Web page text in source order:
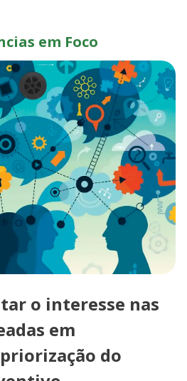
em Foco
o interesse nas
em
do